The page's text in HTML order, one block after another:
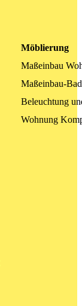
Möblierung
Maßeinbau
Maßeinbau-
Beleuchtung
Wohnung